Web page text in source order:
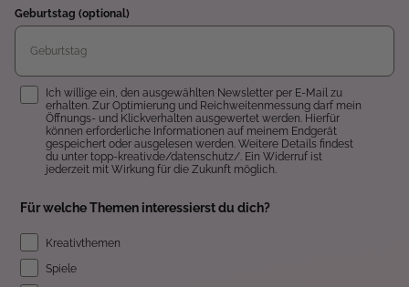
Geburtstag (optional)
Einwilligung
Ich willige ein, den ausgewählten Newsletter per E-Mail zu
erhalten. Zur Optimierung und Reichweitenmessung darf mein
Öffnungs- und Klickverhalten ausgewertet werden. Hierfür
können erforderliche Informationen auf meinem Endgerät
gespeichert oder ausgelesen werden. Weitere Details findest
du unter topp-kreativ.de/datenschutz/. Ein Widerruf ist
jederzeit mit Wirkung für die Zukunft möglich.
Für welche Themen interessierst du dich?
Kreativthemen
Spiele